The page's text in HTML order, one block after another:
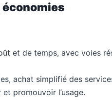
et de temps, avec voies
achat simplifié des
promouvoir l’usage.